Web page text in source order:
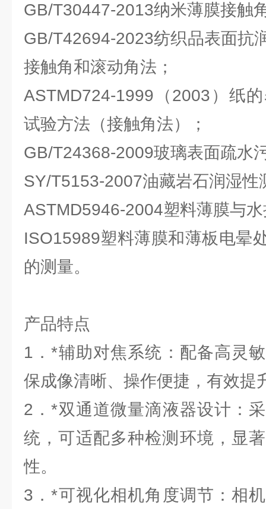
GB/T30447-2013纳米薄膜接触
GB/T42694-2023纺织品表面抗
接触角和滚动角法；
ASTMD724-1999（2003）纸
试验方法（接触角法）；
GB/T24368-2009玻璃表面疏水
SY/T5153-2007油藏岩石润湿性
ASTMD5946-2004塑料薄膜与
ISO15989塑料薄膜和薄板电晕
的测量。
产品特点
1．*辅助对焦系统：配备高灵
保成像清晰、操作便捷，有效提
2．*双通道微量滴液器设计：
统，可适配多种检测环境，显
性。
3．*可视化相机角度调节：相